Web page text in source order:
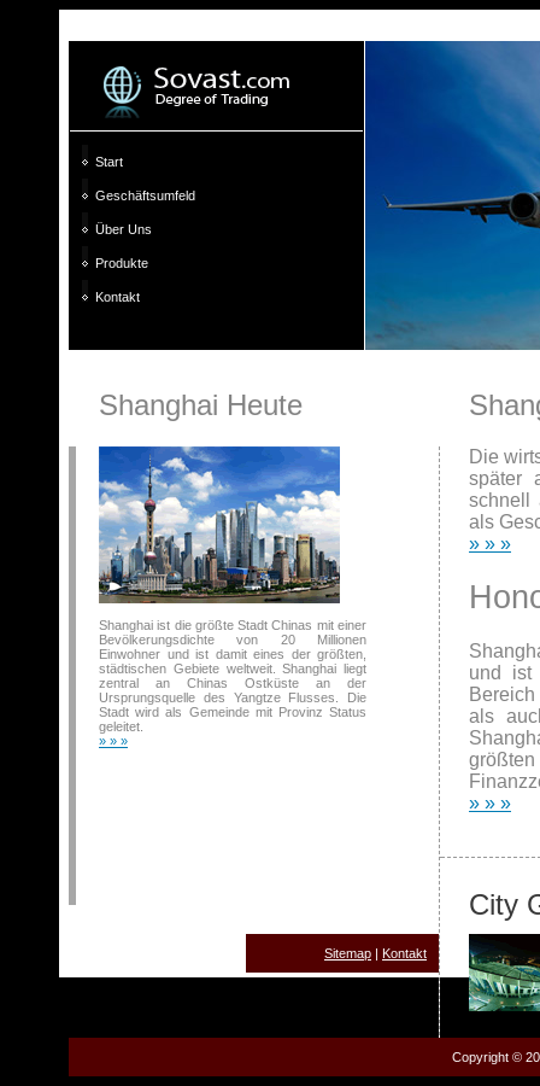
Start
Geschäftsumfeld
Über Uns
Produkte
Kontakt
Shanghai Heute
Die
später
schnell
als
» » »
und ist
als
» » »
City
Shanghai ist die größte Stadt Chinas mit einer
Bevölkerungsdichte von 20 Millionen
Einwohner und ist damit eines der größten,
städtischen Gebiete weltweit. Shanghai liegt
zentral an Chinas Ostküste an der
Ursprungsquelle des Yangtze Flusses. Die
Stadt wird als Gemeinde mit Provinz Status
geleitet.
» » »
Sitemap | Kontakt
Copyright ©